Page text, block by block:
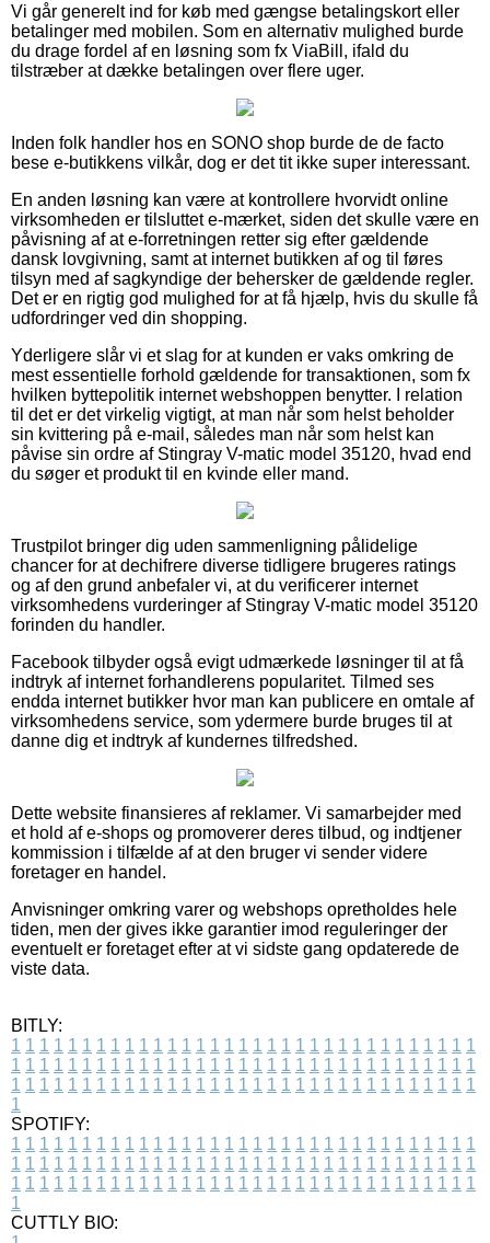
Vi går generelt ind for køb med gængse betalingskort eller
betalinger med mobilen. Som en alternativ mulighed burde
du drage fordel af en løsning som fx ViaBill, ifald du
tilstræber at dække betalingen over flere uger.
Inden folk handler hos en SONO shop burde de de facto
bese e-butikkens vilkår, dog er det tit ikke super interessant.
En anden løsning kan være at kontrollere hvorvidt online
virksomheden er tilsluttet e-mærket, siden det skulle være en
påvisning af at e-forretningen retter sig efter gældende
dansk lovgivning, samt at internet butikken af og til føres
tilsyn med af sagkyndige der behersker de gældende regler.
Det er en rigtig god mulighed for at få hjælp, hvis du skulle få
udfordringer ved din shopping.
Yderligere slår vi et slag for at kunden er vaks omkring de
mest essentielle forhold gældende for transaktionen, som fx
hvilken byttepolitik internet webshoppen benytter. I relation
til det er det virkelig vigtigt, at man når som helst beholder
sin kvittering på e-mail, således man når som helst kan
påvise sin ordre af Stingray V-matic model 35120, hvad end
du søger et produkt til en kvinde eller mand.
Trustpilot bringer dig uden sammenligning pålidelige
chancer for at dechifrere diverse tidligere brugeres ratings
og af den grund anbefaler vi, at du verificerer internet
virksomhedens vurderinger af Stingray V-matic model 35120
forinden du handler.
Facebook tilbyder også evigt udmærkede løsninger til at få
indtryk af internet forhandlerens popularitet. Tilmed ses
endda internet butikker hvor man kan publicere en omtale af
virksomhedens service, som ydermere burde bruges til at
danne dig et indtryk af kundernes tilfredshed.
Dette website finansieres af reklamer. Vi samarbejder med
et hold af e-shops og promoverer deres tilbud, og indtjener
kommission i tilfælde af at den bruger vi sender videre
foretager en handel.
Anvisninger omkring varer og webshops opretholdes hele
tiden, men der gives ikke garantier imod reguleringer der
eventuelt er foretaget efter at vi sidste gang opdaterede de
viste data.
BITLY:
1 1 1 1 1 1 1 1 1 1 1 1 1 1 1 1 1 1 1 1 1 1 1 1 1 1 1 1 1 1 1 1 1
1 1 1 1 1 1 1 1 1 1 1 1 1 1 1 1 1 1 1 1 1 1 1 1 1 1 1 1 1 1 1 1 1
1 1 1 1 1 1 1 1 1 1 1 1 1 1 1 1 1 1 1 1 1 1 1 1 1 1 1 1 1 1 1 1 1
1
SPOTIFY:
1 1 1 1 1 1 1 1 1 1 1 1 1 1 1 1 1 1 1 1 1 1 1 1 1 1 1 1 1 1 1 1 1
1 1 1 1 1 1 1 1 1 1 1 1 1 1 1 1 1 1 1 1 1 1 1 1 1 1 1 1 1 1 1 1 1
1 1 1 1 1 1 1 1 1 1 1 1 1 1 1 1 1 1 1 1 1 1 1 1 1 1 1 1 1 1 1 1 1
1
CUTTLY BIO: